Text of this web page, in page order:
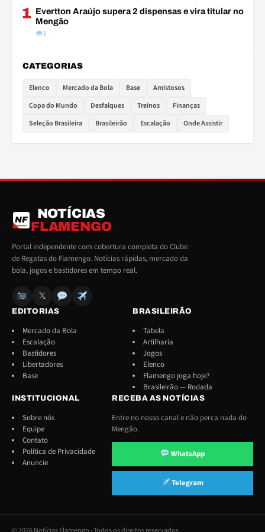
1 Evertton Araújo supera 2 dispensas e vira titular no
Mengão
1
CATEGORIAS
Elenco Mercado da Bola Base
Amistosos
Copa do Mundo
Desfalques Treinos
Finanças
Seleção Brasileira
Brasileirão Escalação Onde Assistir
NF
NOTÍCIAS
FLAMENGO
Portal independente com cobertura completa do Clube
de Regatas do Flamengo. Notícias rápidas, mercado da
bola, jogos e bastidores em tempo real.
𝕏
EDITORIAS
Mercado da Bola
Escalação
Bastidores
Libertadores
Base
BRASILEIRÃO
Tabela
Artilharia
Jogos
Elenco
Flamengo joga hoje?
Brasileirão — Rodada
INSTITUCIONAL
Sobre nós
Equipe
Contato
Política de Privacidade
Anuncie
RECEBA AS NOTÍCIAS
Entre no nosso canal e não perca nada do
Mengão.
WhatsApp
Telegram